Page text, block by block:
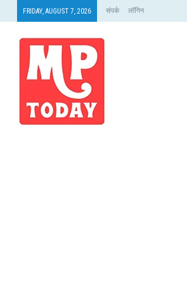
FRIDAY, AUGUST 7, 2026 संपर्क लॉगिन